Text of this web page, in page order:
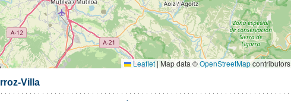
Leaflet | Map data ©OpenStreetMapcontributors
Villa